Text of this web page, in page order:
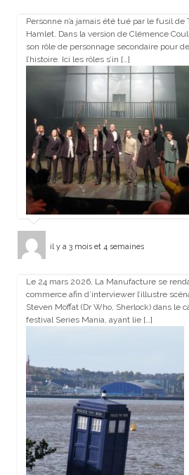
Personne n’a jamais été tué par le fusil de
Hamlet. Dans la version de Clémence
son rôle de personnage secondaire pour
l’histoire. Ici les rôles s’in […]
il y a 3 mois et 4 semaines
Le 24 mars 2026, La Manufacture se
commerce afin d’interviewer l’illustre
Steven Moffat (Dr Who, Sherlock) dans le
festival Series Mania, ayant lie […]